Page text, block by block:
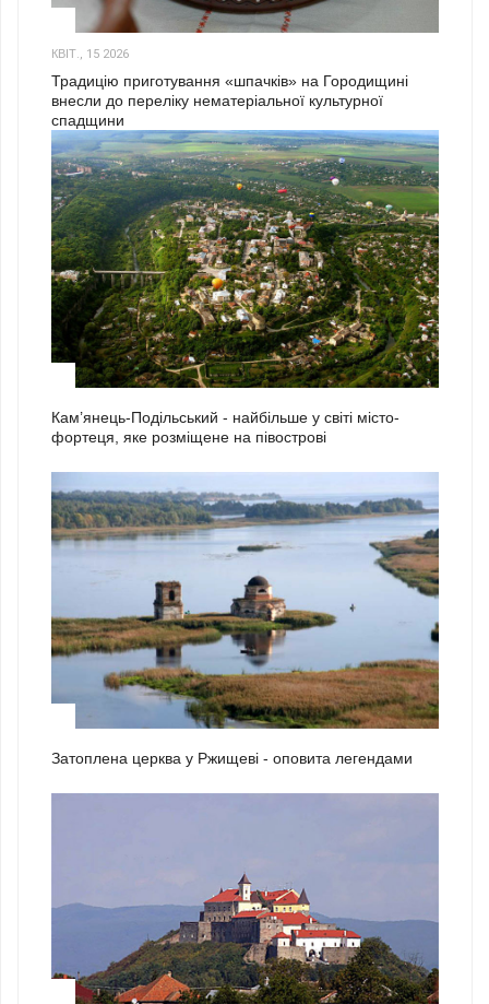
КВІТ., 15 2026
Традицію приготування «шпачків» на Городищині
внесли до переліку нематеріальної культурної
спадщини
Кам’янець-Подільський - найбільше у світі місто-
фортеця, яке розміщене на півострові
Затоплена церква у Ржищеві - оповита легендами